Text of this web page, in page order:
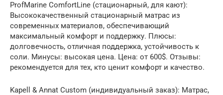
ProfMarine ComfortLine (стационарный, для кают):
Высококачественный стационарный матрас из
современных материалов, обеспечивающий
максимальный комфорт и поддержку. Плюсы:
долговечность, отличная поддержка, устойчивость к
соли. Минусы: высокая цена. Цена: от 600$. Отзывы:
рекомендуется для тех, кто ценит комфорт и качество.
Kapell & Annat Custom (индивидуальный заказ): Матрас,